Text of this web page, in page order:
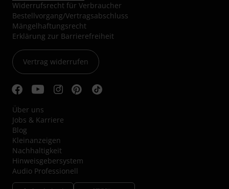
Widerrufsrecht für Verbraucher
Bestellvorgang/Vertragsabschluss
Mängelhaftungsrecht
Erklärung zur Barrierefreiheit
Vertrag widerrufen
Über uns
Jobs & Karriere
Blog
Kleinanzeigen
Nachhaltigkeit
Hinweisgebersystem
Audio Professionell